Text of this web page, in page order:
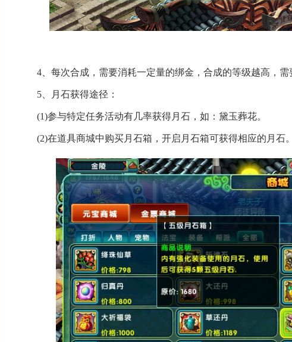
4、每次合成，需要消耗一定量的绑金，合成的等级越高，需
5、月石获得途径：
(1)参与特定任务活动有几率获得月石，如：黛玉葬花。
(2)在道具商城中购买月石箱，开启月石箱可获得相应的月石。